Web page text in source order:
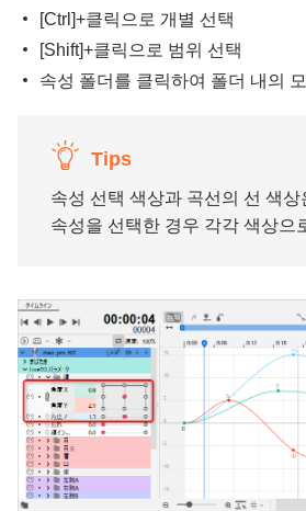
[Ctrl]+클릭으로 개별 선택
[Shift]+클릭으로 범위 선택
속성 폴더를 클릭하여 폴더 내의
Tips
속성 선택 색상과 곡선의 선 색상
속성을 선택한 경우 각각 색상으